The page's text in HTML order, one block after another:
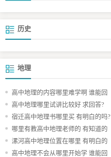
历史
地理
高中地理的内容哪里难学啊 谁能回
高中地理哪里试讲比较好 求回答?
宿迁高中地理书哪里买 有明白的吗?
哪里有教高中地理老师的 有知道的
漯河高中地理位置在哪里 有明白的
高中地理不会从哪里开始学 谁能回